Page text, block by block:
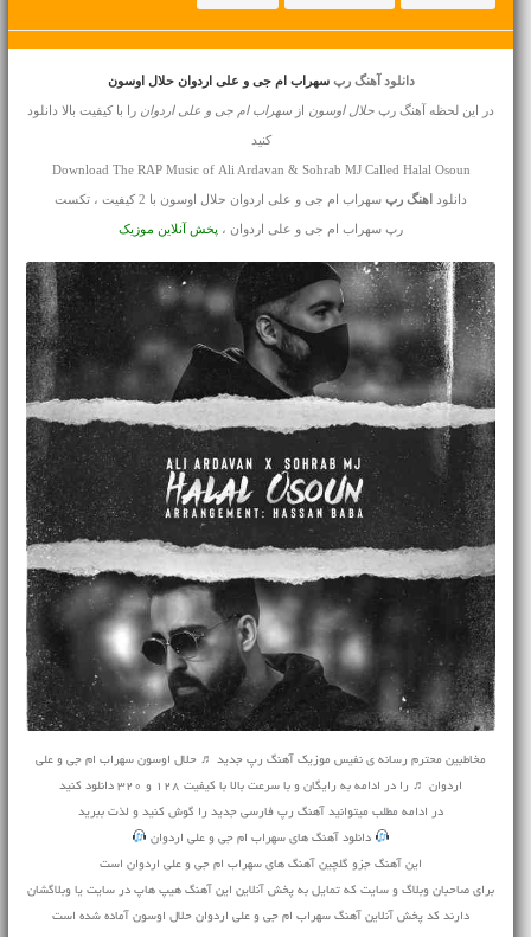
دانلود آهنگ رپ سهراب ام جی و علی اردوان حلال اوسون
در این لحظه آهنگ رپ حلال اوسون از سهراب ام جی و علی اردوان را با کیفیت بالا دانلود
کنید
Download The RAP Music of Ali Ardavan & Sohrab MJ Called Halal Osoun
دانلود اهنگ رپ سهراب ام جی و علی اردوان حلال اوسون با 2 کیفیت ، تکست
رپ سهراب ام جی و علی اردوان ، پخش آنلاین موزیک
مخاطبین محترم رسانه ی نفیس موزیک آهنگ رپ جدید ♬ حلال اوسون سهراب ام جی و علی
اردوان ♬ را در ادامه به رایگان و با سرعت بالا با کیفیت 128 و 320 دانلود کنید
در ادامه مطلب میتوانید آهنگرپ فارسی جدید را گوش کنید و لذت ببرید
دانلود آهنگ های سهراب ام جی و علی اردوان
این آهنگ جزو گلچین آهنگ های سهراب ام جی و علی اردوان است
برای صاحبان وبلاگ و سایت که تمایل به پخش آنلاین این آهنگ هیپ هاپ در سایت یا وبلاگشان
دارند کد پخش آنلاین آهنگ سهراب ام جی و علی اردوان حلال اوسون آماده شده است